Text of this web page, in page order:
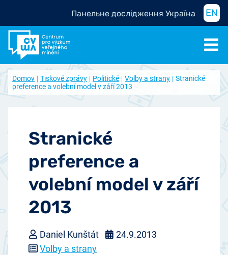
Панельне дослідження Україна EN
Domov Tiskové zprávy Politické Volby a strany
Stranické
preference a volební model v září 2013
Stranické
preference a
volební model v září
2013
Daniel Kunštát
24.9.2013
Volby a strany